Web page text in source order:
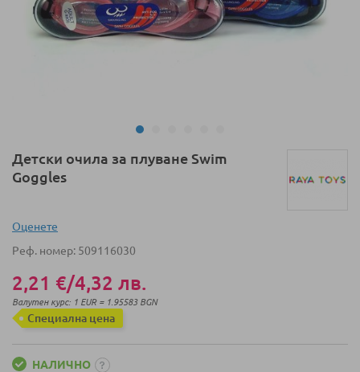
Преминете
към
началото
галерия
снимки
Детски очила за плуване Swim
Goggles
Оценeте
Реф. номер 509116030
2,21 €/4,32 лв.
Валутен курс: 1 EUR = 1.95583 BGN
Специална цена
НАЛИЧНО